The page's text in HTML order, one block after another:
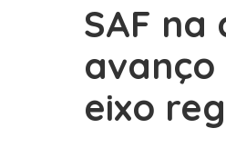
SAF
eixo